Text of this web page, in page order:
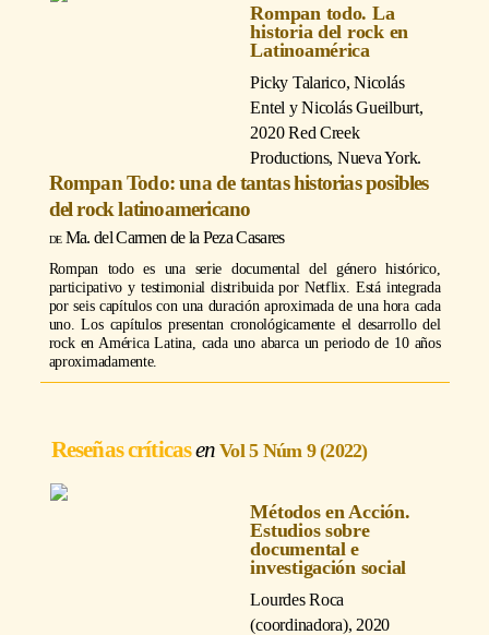
Rompan todo. La
historia del rock en
Latinoamérica
Picky Talarico, Nicolás
Entel y Nicolás Gueilburt,
2020 Red Creek
Productions, Nueva York.
Rompan Todo: una de tantas historias posibles
del rock latinoamericano
Ma. del Carmen de la Peza Casares
Rompan todo es una serie documental del género histórico,
participativo y testimonial distribuida por Netflix. Está integrada
por seis capítulos con una duración aproximada de una hora cada
uno. Los capítulos presentan cronológicamente el desarrollo del
rock en América Latina, cada uno abarca un periodo de 10 años
aproximadamente.
Reseñas críticas Vol 5 Núm 9 (2022)
Métodos en Acción.
Estudios sobre
documental e
investigación social
Lourdes Roca
(coordinadora), 2020